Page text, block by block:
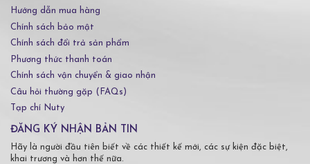
Hướng dẫn mua hàng
Chính sách bảo mật
Chính sách đổi trả sản phẩm
Phương thức thanh toán
Chính sách vận chuyển & giao nhận
Câu hỏi thường gặp (FAQs)
Tạp chí Nuty
ĐĂNG KÝ NHẬN BẢN TIN
Hãy là người đầu tiên biết về các thiết kế mới, các sự kiện đặc biệt,
khai trương và hơn thế nữa.